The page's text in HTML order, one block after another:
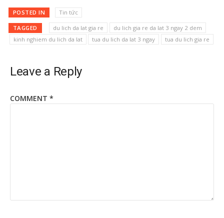
POSTED IN Tin tức
TAGGED du lich da lat gia re
du lich gia re da lat 3 ngay 2 dem
kinh nghiem du lich da lat
tua du lich da lat 3 ngay tua du lich gia re
Leave a Reply
COMMENT *